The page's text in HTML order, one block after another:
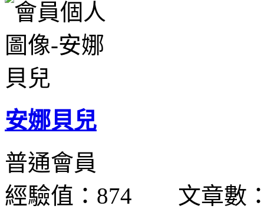
安娜貝兒
普通會員
經驗值：874 文章數